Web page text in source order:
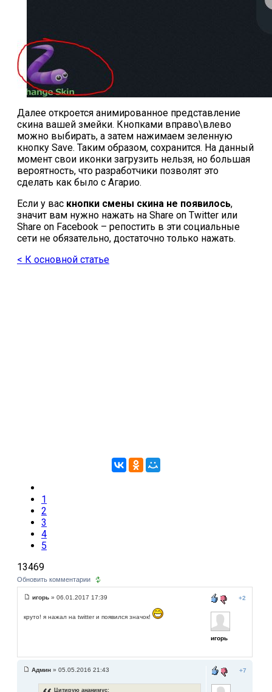
Далее откроется анимированное представление
скина вашей змейки. Кнопками вправо\влево
можно выбирать, а затем нажимаем зеленную
кнопку Save. Таким образом, сохранится. На данный
момент свои иконки загрузить нельзя, но большая
вероятность, что разработчики позволят это
сделать как было с Агарио.
Если у вас кнопки смены скина не появилось,
значит вам нужно нажать на Share on Twitter или
Share on Facebook – репостить в эти социальные
сети не обязательно, достаточно только нажать.
< К основной статье
1
2
3
4
5
13469
Обновить комментарии
игорь » 06.01.2017 17:39
круто! я нажал на twitter и появился значок!
+2
игорь
Админ » 05.05.2016 21:43
Цитирую ананимус:
+7